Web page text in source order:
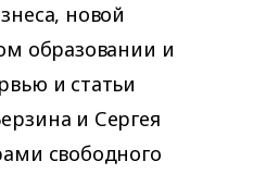
новой
образовании и
и статьи
и Сергея
свободного